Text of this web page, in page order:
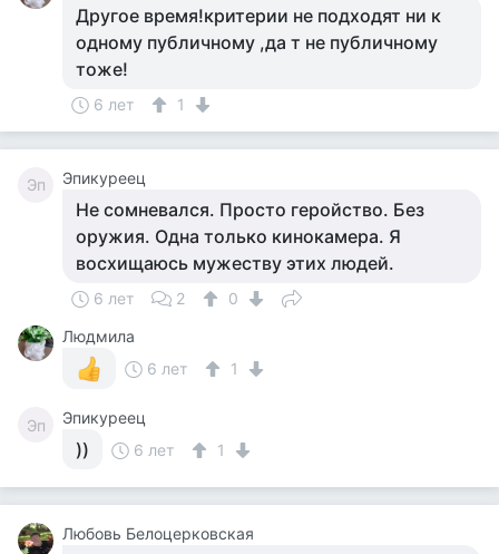
Другое время!критерии не подходят ни к
одному публичному ,да т не публичному
тоже!
6 лет 1
Эп Эпикуреец
Не сомневался. Просто геройство. Без
оружия. Одна только кинокамера. Я
восхищаюсь мужеству этих людей.
6 лет 2
0
Людмила
6 лет
1
Эп Эпикуреец
)) 6 лет 1
Любовь Белоцерковская